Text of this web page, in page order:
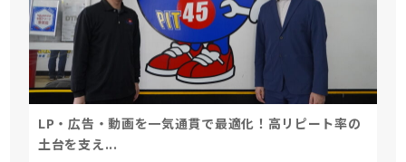
LP・広告・動画を一気通貫で最適化！高リピート率の
土台を支え...